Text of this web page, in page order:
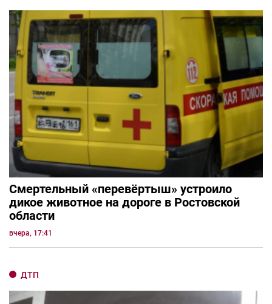
Смертельный «перевёртыш» устроило
дикое животное на дороге в Ростовской
области
вчера, 17:41
ДТП